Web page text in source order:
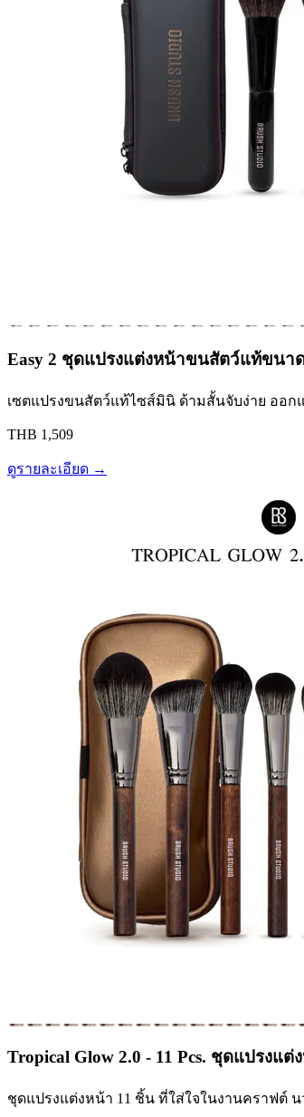
Easy 2 ชุดแปรงแต่งหน้าขนสัตว์แท้ขนา
เซตแปรงขนสัตว์แท้ไซส์มินิ ด้ามสั้นจับง่าย ออ
THB 1,509
ดูรายละเอียด →
Tropical Glow 2.0 - 11 Pcs. ชุดแปรงแ
ชุดแปรงแต่งหน้า 11 ชิ้น ที่ใส่ใจในงานคราฟต์